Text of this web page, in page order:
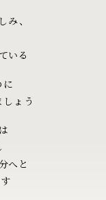
み、
いる
に
ょう
へと